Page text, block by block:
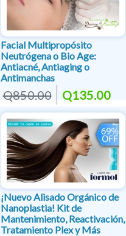
Facial Multipropósito
Neutrógena o Bio Age:
Antiacné, Antiaging o
Antimanchas
Q850.00 Q135.00
¡Nuevo Alisado Orgánico de
Nanoplastia! Kit de
Mantenimiento, Reactivación,
Tratamiento Plex y Más